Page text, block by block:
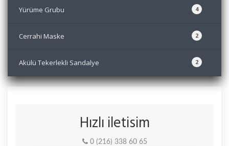
4
Yürüme Grubu
2
Cerrahi Maske
2
Akülü Tekerlekli Sandalye
Hızlı iletisim
0 (216) 338 60 65